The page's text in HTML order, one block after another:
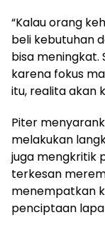
“Kalau orang
beli kebutuhan
bisa meningkat.
karena fokus
itu, realita akan
Piter
melakukan
juga mengkritik
terkesan
menempatkan
penciptaan